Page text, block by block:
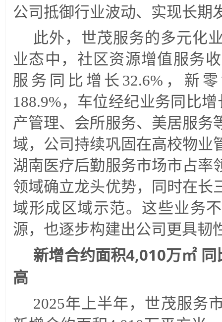
公司抵御行业波动、实现长期
此外，世茂服务的多元化
业态中，社区资源增值服务
服务同比增长32.6%，新
188.9%，车位经纪业务同比
产管理、会所服务、美居服务
域，公司持续巩固在高校物业
湖南医疗后勤服务市场市占率
领域确立龙头优势，同时在长
域形成区域示范。这些业务
源，也逐步构建出公司更具韧
新增合约面积4,010万㎡
高
2025年上半年，世茂服务